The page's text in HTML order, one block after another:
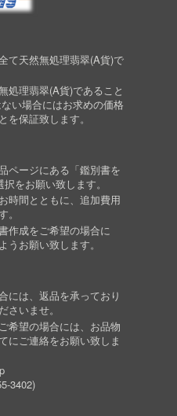
て天然無処理翡翠(A貨)で
処理翡翠(A貨)であること
い場合にはお求めの価格
保証致します。
ページにある「鑑別書を
をお願い致します。
時間とともに、追加費用
作成をご希望の場合に
うお願い致します。
には、返品を承っており
さいませ。
希望の場合には、お品物
にご連絡をお願い致しま
3402)